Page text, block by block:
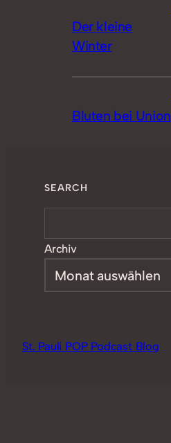
Der kleine
Winter
Bluten bei Union
SEARCH
Archiv
St. Pauli POP Podcast Blog